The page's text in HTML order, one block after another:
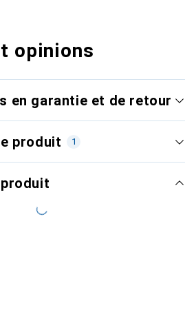
opinions
en garantie et de retour
produit 1